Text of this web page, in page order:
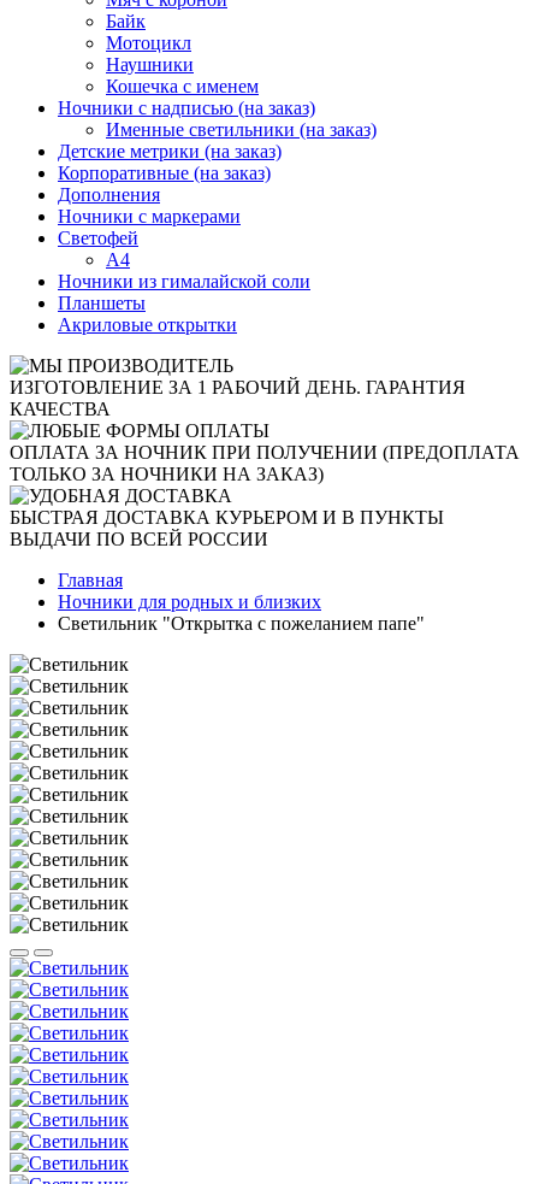
Байк
Мотоцикл
Наушники
Кошечка с именем
Ночники с надписью (на заказ)
Именные светильники (на заказ)
Детские метрики (на заказ)
Корпоративные (на заказ)
Дополнения
Ночники с маркерами
Светофей
А4
Ночники из гималайской соли
Планшеты
Акриловые открытки
ИЗГОТОВЛЕНИЕ ЗА 1 РАБОЧИЙ ДЕНЬ. ГАРАНТИЯ
КАЧЕСТВА
ОПЛАТА ЗА НОЧНИК ПРИ ПОЛУЧЕНИИ (ПРЕДОПЛАТА
ТОЛЬКО ЗА НОЧНИКИ НА ЗАКАЗ)
БЫСТРАЯ ДОСТАВКА КУРЬЕРОМ И В ПУНКТЫ
ВЫДАЧИ ПО ВСЕЙ РОССИИ
Главная
Ночники для родных и близких
Светильник "Открытка с пожеланием папе"